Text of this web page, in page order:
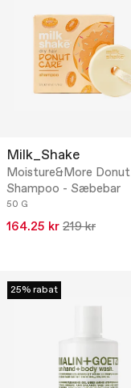
Milk_Shake
Moisture&More Donut
Shampoo - Sæbebar
50 G
164.25 kr 219 kr
25% rabat